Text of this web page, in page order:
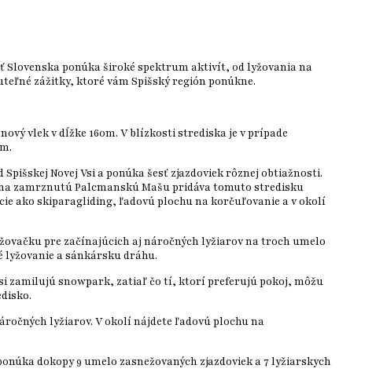
Slovenska ponúka široké spektrum aktivít, od lyžovania na
zážitky, ktoré vám Spišský región ponúkne.
vlek v dĺžke 160m. V blízkosti strediska je v prípade
Novej Vsi a ponúka šesť zjazdoviek rôznej obtiažnosti.
zamrznutú Palcmanskú Mašu pridáva tomuto stredisku
ako skiparagliding, ľadovú plochu na korčuľovanie a v okolí
pre začínajúcich aj náročných lyžiarov na troch umelo
lyžovanie a sánkársku dráhu.
zamilujú snowpark, zatiaľ čo tí, ktorí preferujú pokoj, môžu
lyžiarov. V okolí nájdete ľadovú plochu na
dokopy 9 umelo zasnežovaných zjazdoviek a 7 lyžiarskych